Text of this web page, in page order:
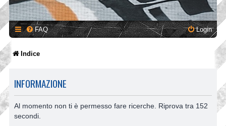
FAQ Login
Indice
INFORMAZIONE
Al momento non ti è permesso fare ricerche. Riprova tra 152
secondi.